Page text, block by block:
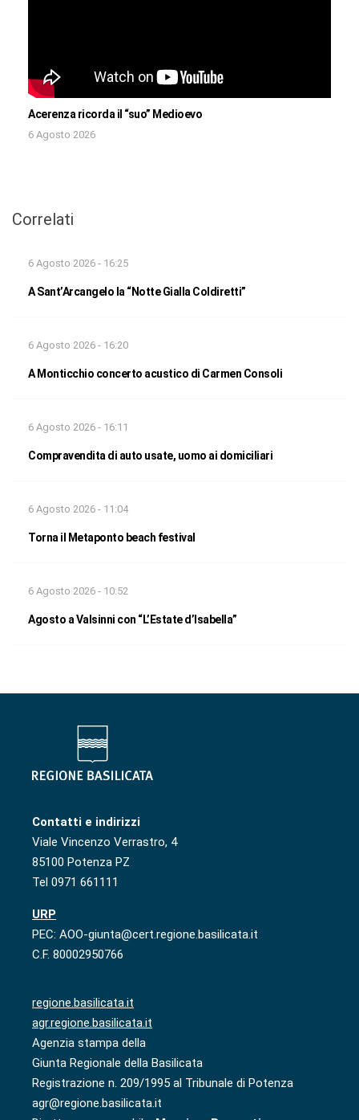
Acerenza ricorda il “suo” Medioevo
6 Agosto 2026
Correlati
6 Agosto 2026 - 16:25
A Sant’Arcangelo la “Notte Gialla Coldiretti”
6 Agosto 2026 - 16:20
A Monticchio concerto acustico di Carmen Consoli
6 Agosto 2026 - 16:11
Compravendita di auto usate, uomo ai domiciliari
6 Agosto 2026 - 11:04
Torna il Metaponto beach festival
6 Agosto 2026 - 10:52
Agosto a Valsinni con “L’Estate d’Isabella”
Contatti e indirizzi
Viale Vincenzo Verrastro, 4
85100 Potenza PZ
Tel 0971 661111
URP
PEC: AOO-giunta@cert.regione.basilicata.it
C.F. 80002950766
regione.basilicata.it
agr.regione.basilicata.it
Agenzia stampa della
Giunta Regionale della Basilicata
Registrazione n. 209/1995 al Tribunale di Potenza
agr@regione.basilicata.it